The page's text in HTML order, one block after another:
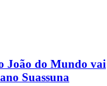
João do Mundo vai
Suassuna